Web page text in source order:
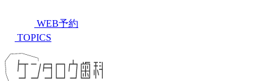
WEB予約
TOPICS